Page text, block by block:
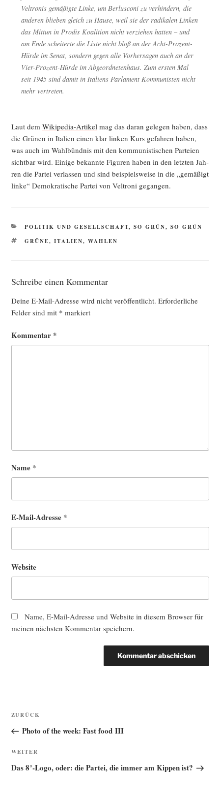
Vel­tro­nis gemä­ßig­te Lin­ke, um Ber­lus­co­ni zu ver­hin­dern, die
ande­ren blie­ben gleich zu Hau­se, weil sie der radi­ka­len Lin­ken
das Mit­tun in Pro­dis Koali­ti­on nicht ver­zie­hen hat­ten – und
am Ende schei­ter­te die Lis­te nicht bloß an der Acht-Pro­zent-
Hür­de im Senat, son­dern gegen alle Vor­her­sa­gen auch an der
Vier-Pro­zent-Hür­de im Abge­ord­ne­ten­haus. Zum ers­ten Mal
seit 1945 sind damit in Ita­li­ens Par­la­ment Kom­mu­nis­ten nicht
mehr vertreten.
Laut dem Wiki­pe­dia-Arti­kel mag das dar­an gele­gen haben, dass
die Grü­nen in Ita­li­en einen klar lin­ken Kurs gefah­ren haben,
was auch im Wahl­bünd­nis mit den kom­mu­nis­ti­schen Par­tei­en
sicht­bar wird. Eini­ge bekann­te Figu­ren haben in den letz­ten Jah­
ren die Par­tei ver­las­sen und sind bei­spiels­wei­se in die „gemä­ßigt
lin­ke“ Demo­kra­ti­sche Par­tei von Vel­tro­ni gegangen.
KATEGORIEN
POLITIK UND GESELLSCHAFT, SO GRÜN, SO GRÜN
SCHLAGWÖRTER
GRÜNE, ITALIEN, WAHLEN
Schreibe einen Kommentar
Deine E-Mail-Adresse wird nicht veröffentlicht. Erforderliche
Felder sind mit * markiert
Kommentar *
Name *
E-Mail-Adresse *
Website
Name, E-Mail-Adresse und Website in diesem Browser für
meinen nächsten Kommentar speichern.
Beitragsnavigation
Vorheriger
Beitrag
ZURÜCK
Photo of the week: Fast food III
Nächster
Beitrag
WEITER
Das 8°-Logo, oder: die Partei, die immer am Kippen ist?